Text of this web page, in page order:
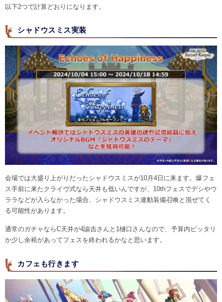
以下2つで計算どおりになります。
シャドウスミス実装
会場では大盛り上がりだったシャドウスミスが10月4日に来ます。爆フェ
ス手前に来たクライヴ式なら天井も低いんですが、10thフェスでデシやウ
ララなどが入らなかった場合、シャドウスミス連動装備召喚と混ぜてく
る可能性があります。
通常のガチャならC天井が4諭吉さんと1樋口さんなので、予算内ピッタリ
か少し余裕があってフェスを終われるかなと思います。
カフェも行きます